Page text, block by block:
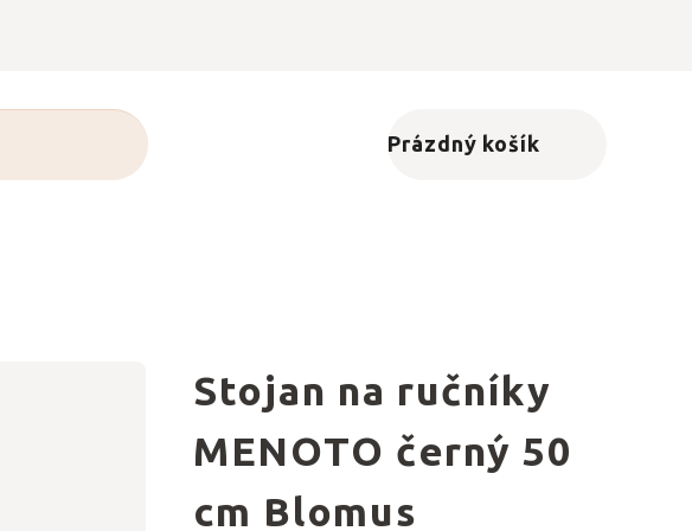
Nákupní košík
Prázdný košík
Stojan na ručníky
MENOTO černý 50
cm Blomus